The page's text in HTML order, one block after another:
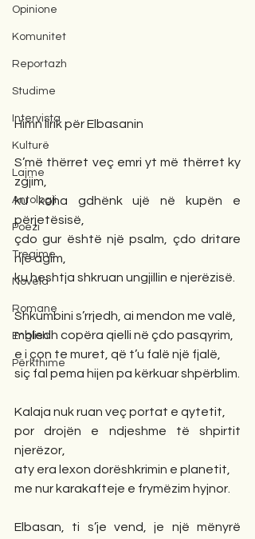
Opinione
Komunitet
Reportazh
Studime
Intervista
Kulturë
Lajme
Antologji
Poezi
Tregime
Novela
Romane
English
Përkthime
Himn lirik për Elbasanin
S’më thërret veç emri yt më thërret ky
zgjim,
ku koha gdhënk ujë në kupën e
përjetësisë,
çdo gur është një psalm, çdo dritare
një agim,
ku heshtja shkruan ungjillin e njerëzisë.
Shkumbini s’rrjedh, ai mendon me valë,
mbledh copëra qielli në çdo pasqyrim,
e i çon te muret, që t’u falë një fjalë,
siç fal pema hijen pa kërkuar shpërblim.
Kalaja nuk ruan veç portat e qytetit,
por drojën e ndjeshme të shpirtit
njerëzor,
aty era lexon dorëshkrimin e planetit,
me nur karakafteje e frymëzim hyjnor.
Elbasan, ti s’je vend, je një mënyrë